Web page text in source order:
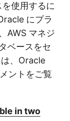
使用するに
にプラ
AWS マネジ
ベースをセ
、Oracle
ントをご覧
in two